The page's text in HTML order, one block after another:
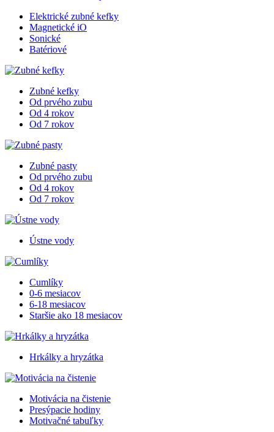
Elektrické zubné kefky
Magnetické iO
Sonické
Batériové
Zubné kefky
Od prvého zubu
Od 4 rokov
Od 7 rokov
Zubné pasty
Od prvého zubu
Od 4 rokov
Od 7 rokov
Ústne vody
Cumlíky
0-6 mesiacov
6-18 mesiacov
Staršie ako 18 mesiacov
Hrkálky a hryzátka
Motivácia na čistenie
Presýpacie hodiny
Motivačné tabuľky